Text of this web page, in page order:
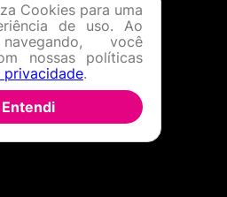
Cookies para uma
de uso. Ao
você
nossas políticas
privacidade.
Entendi